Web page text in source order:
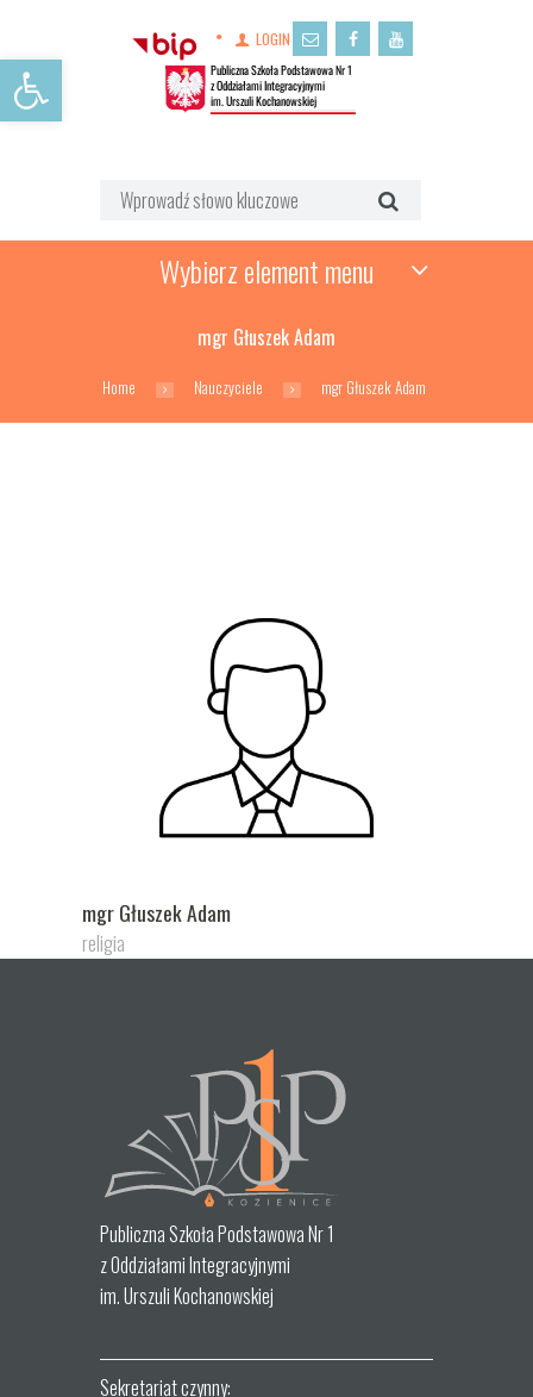
Open toolbar
LOGIN
Wybierz element menu
mgr Głuszek Adam
Home Nauczyciele mgr Głuszek Adam
mgr Głuszek Adam
religia
Publiczna Szkoła Podstawowa Nr 1
z Oddziałami Integracyjnymi
im. Urszuli Kochanowskiej
Sekretariat czynny: